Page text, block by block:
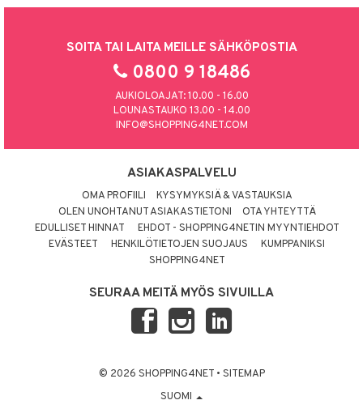
SOITA TAI LAITA MEILLE SÄHKÖPOSTIA
0800 9 18486
AUKIOLOAJAT: 10.00 - 16.00
LOUNASTAUKO 13.00 - 14.00
INFO@SHOPPING4NET.COM
ASIAKASPALVELU
OMA PROFIILI
KYSYMYKSIÄ & VASTAUKSIA
OLEN UNOHTANUT ASIAKASTIETONI
OTA YHTEYTTÄ
EDULLISET HINNAT
EHDOT - SHOPPING4NETIN MYYNTIEHDOT
EVÄSTEET
HENKILÖTIETOJEN SUOJAUS
KUMPPANIKSI
SHOPPING4NET
SEURAA MEITÄ MYÖS SIVUILLA
© 2026 SHOPPING4NET • SITEMAP
SUOMI